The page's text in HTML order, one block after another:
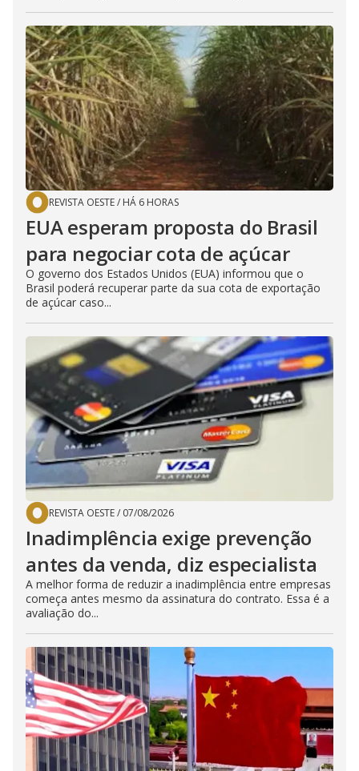
REVISTA OESTE/ HÁ 6 HORAS
EUA esperam proposta do Brasil
para negociar cota de açúcar
O governo dos Estados Unidos (EUA) informou que o
Brasil poderá recuperar parte da sua cota de exportação
de açúcar caso...
REVISTA OESTE/ 07/08/2026
Inadimplência exige prevenção
antes da venda, diz especialista
A melhor forma de reduzir a inadimplência entre empresas
começa antes mesmo da assinatura do contrato. Essa é a
avaliação do...